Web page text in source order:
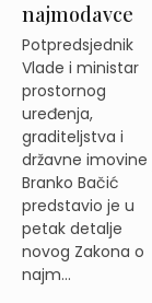
najmodavce
Potpredsjednik
Vlade i ministar
prostornog
uređenja,
graditeljstva i
državne imovine
Branko Bačić
predstavio je u
petak detalje
novog Zakona o
najm...